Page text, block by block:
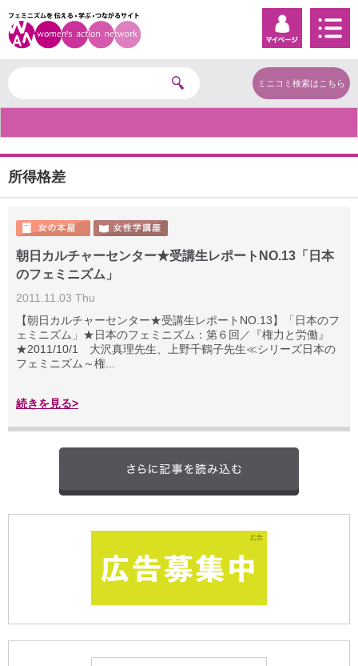
ミニコミ検索はこちら
所得格差
朝日カルチャーセンター★受講生レポートNO.13「日本
のフェミニズム」
2011.11.03 Thu
【朝日カルチャーセンター★受講生レポートNO.13】「日本のフ
ェミニズム」★日本のフェミニズム：第６回／『権力と労働』
★2011/10/1 大沢真理先生、上野千鶴子先生≪シリーズ日本の
フェミニズム～権...
続きを見る>